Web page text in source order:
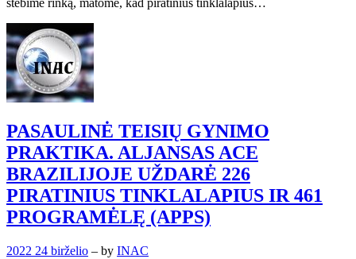
PASAULINĖ TEISIŲ GYNIMO
PRAKTIKA. ALJANSAS ACE
BRAZILIJOJE UŽDARĖ 226
PIRATINIUS TINKLALAPIUS IR 461
PROGRAMĖLĘ (APPS)
2022 24 birželio – by INAC